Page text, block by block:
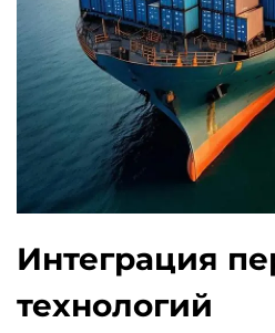
Интеграция
технологий